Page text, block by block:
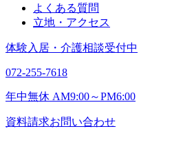
よくある質問
立地・アクセス
体験入居・介護相談受付中
072-255-7618
年中無休 AM9:00～PM6:00
資料請求お問い合わせ